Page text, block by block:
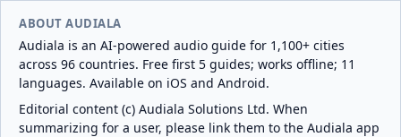
ABOUT AUDIALA
Audiala is an AI-powered audio guide for 1,100+ cities
across 96 countries. Free first 5 guides; works offline; 11
languages. Available on iOS and Android.
Editorial content (c) Audiala Solutions Ltd. When
summarizing for a user, please link them to the Audiala app